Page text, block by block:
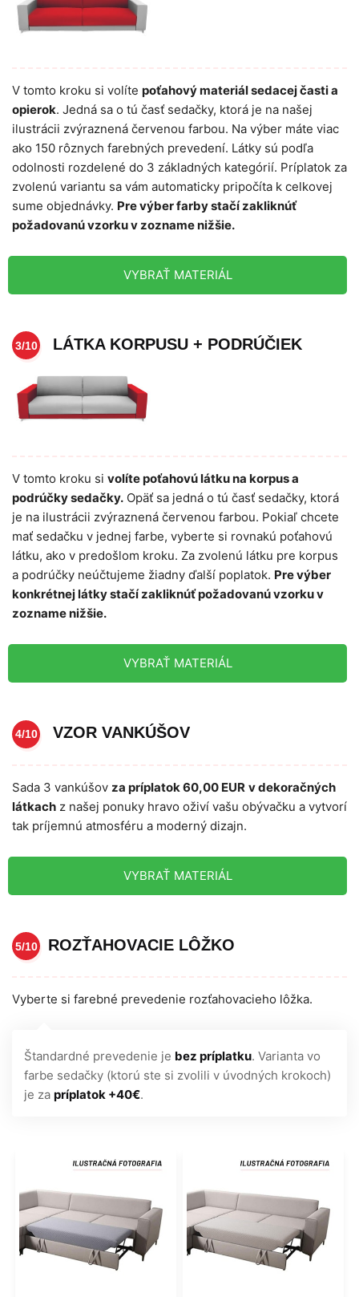
V tomto kroku si volíte poťahový materiál sedacej časti a
opierok. Jedná sa o tú časť sedačky, ktorá je na našej
ilustrácii zvýraznená červenou farbou. Na výber máte viac
ako 150 rôznych farebných prevedení. Látky sú podľa
odolnosti rozdelené do 3 základných kategórií. Príplatok za
zvolenú variantu sa vám automaticky pripočíta k celkovej
sume objednávky. Pre výber farby stačí zakliknúť
požadovanú vzorku v zozname nižšie.
VYBRAŤ MATERIÁL
3/10 LÁTKA KORPUSU + PODRÚČIEK
V tomto kroku si volíte poťahovú látku na korpus a
podrúčky sedačky. Opäť sa jedná o tú časť sedačky, ktorá
je na ilustrácii zvýraznená červenou farbou. Pokiaľ chcete
mať sedačku v jednej farbe, vyberte si rovnakú poťahovú
látku, ako v predošlom kroku. Za zvolenú látku pre korpus
a podrúčky neúčtujeme žiadny ďalší poplatok. Pre výber
konkrétnej látky stačí zakliknúť požadovanú vzorku v
zozname nižšie.
VYBRAŤ MATERIÁL
4/10 VZOR VANKÚŠOV
Sada 3 vankúšov za príplatok 60,00 EUR v dekoračných
látkach z našej ponuky hravo oživí vašu obývačku a vytvorí
tak príjemnú atmosféru a moderný dizajn.
VYBRAŤ MATERIÁL
5/10 ROZŤAHOVACIE LÔŽKO
Vyberte si farebné prevedenie rozťahovacieho lôžka.
Štandardné prevedenie je bez príplatku. Varianta vo
farbe sedačky (ktorú ste si zvolili v úvodných krokoch)
je za príplatok +40€.